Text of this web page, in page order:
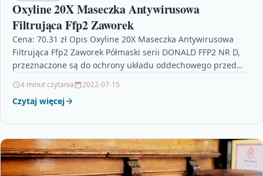
Oxyline 20X Maseczka Antywirusowa
Filtrująca Ffp2 Zaworek
Cena: 70.31 zł Opis Oxyline 20X Maseczka Antywirusowa
Filtrująca Ffp2 Zaworek Półmaski serii DONALD FFP2 NR D,
przeznaczone są do ochrony układu oddechowego przed…
4 minut czytania 2022-07-15
Czytaj więcej